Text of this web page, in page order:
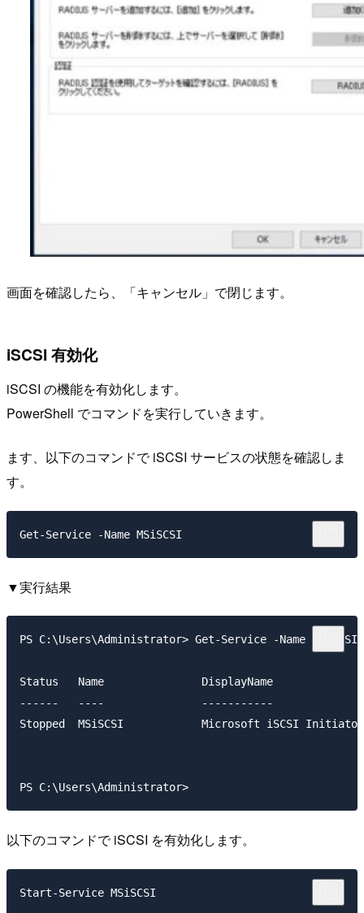
画面を確認したら、「キャンセル」で閉じます。
iSCSI 有効化
iSCSI の機能を有効化します。
PowerShell でコマンドを実行していきます。
ます、以下のコマンドで iSCSI サービスの状態を確認しま
す。
▼実行結果
PS C:\Users\Administrator> Get-Service -Name MSiSCSI
Status   Name               DisplayName
------   ----               -----------
Stopped  MSiSCSI            Microsoft iSCSI Initiator
以下のコマンドで iSCSI を有効化します。